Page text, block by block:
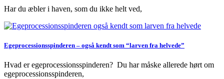
Har du æbler i haven, som du ikke helt ved,
Egeprocessionsspinderen – også kendt som “larven fra helvede”
Hvad er egeprocessionsspinderen? Du har måske allerede hørt om
egeprocessionsspinderen,